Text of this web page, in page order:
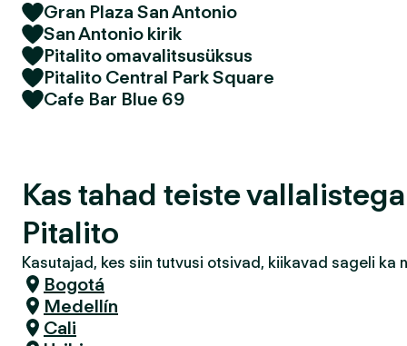
Gran Plaza San Antonio
San Antonio kirik
Pitalito omavalitsusüksus
Pitalito Central Park Square
Cafe Bar Blue 69
Kas tahad teiste
Pitalito
Kasutajad, kes siin tutvusi otsivad, kiikavad sageli ka
Bogotá
Medellín
Cali